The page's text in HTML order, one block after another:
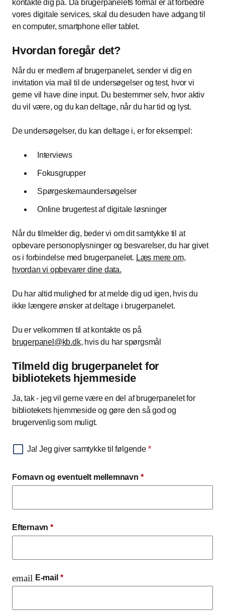
kontakte dig på. Da brugerpanelets formål er at forbedre
vores digitale services, skal du desuden have adgang til
en computer, smartphone eller tablet.
Hvordan foregår det?
Når du er medlem af brugerpanelet, sender vi dig en
invitation via mail til de undersøgelser og test, hvor vi
gerne vil have dine input. Du bestemmer selv, hvor aktiv
du vil være, og du kan deltage, når du har tid og lyst.
De undersøgelser, du kan deltage i, er for eksempel:
Interviews
Fokusgrupper
Spørgeskemaundersøgelser
Online brugertest af digitale løsninger
Når du tilmelder dig, beder vi om dit samtykke til at
opbevare personoplysninger og besvarelser, du har givet
os i forbindelse med brugerpanelet. Læs mere om,
hvordan vi opbevarer dine data.
Du har altid mulighed for at melde dig ud igen, hvis du
ikke længere ønsker at deltage i brugerpanelet.
Du er velkommen til at kontakte os på
brugerpanel@kb.dk, hvis du har spørgsmål
Tilmeld dig brugerpanelet for
bibliotekets hjemmeside
Ja, tak - jeg vil gerne være en del af brugerpanelet for
bibliotekets hjemmeside og gøre den så god og
brugervenlig som muligt.
Ja! Jeg giver samtykke til følgende *
Fornavn og eventuelt mellemnavn *
Efternavn *
email E-mail *